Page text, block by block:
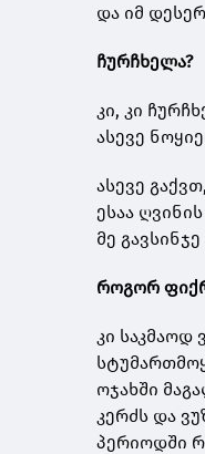
და იმ
ჩურჩხელა?
კი, კი
ასევე
ასევე
ესაა
მე
როგორ
კი
ოჯახში
კერძს და
პერიოდში